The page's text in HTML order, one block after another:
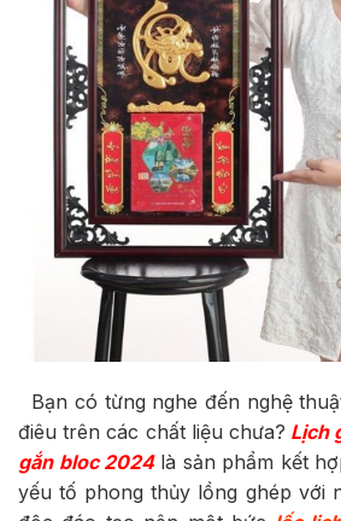
Bạn có từng nghe đến nghệ
điêu trên các chất liệu chưa? Lịch
gắn bloc 2024 là sản phẩm kết
yếu tố phong thủy lồng ghép với